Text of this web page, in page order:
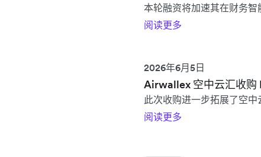
本轮融资将加速其在财务
阅读更多
2026年6月5日
Airwallex 空中云汇收购
此次收购进一步拓展了空
阅读更多